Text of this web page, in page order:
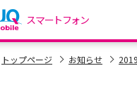
スマートフォン
my UQ WiMAX
トップページ お知らせ